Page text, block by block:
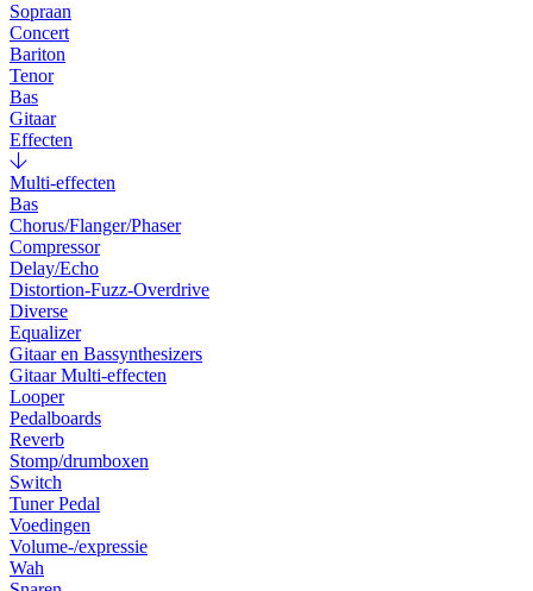
Sopraan
Concert
Bariton
Tenor
Bas
Gitaar
Effecten
Multi-effecten
Bas
Chorus/Flanger/Phaser
Compressor
Delay/Echo
Distortion-Fuzz-Overdrive
Diverse
Equalizer
Gitaar en Bassynthesizers
Gitaar Multi-effecten
Looper
Pedalboards
Reverb
Stomp/drumboxen
Switch
Tuner Pedal
Voedingen
Volume-/expressie
Wah